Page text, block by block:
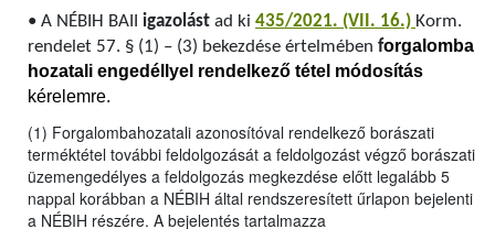
• A NÉBIH BAII igazolást ad ki 435/2021. (VII. 16.) Korm.
rendelet 57. § (1) – (3) bekezdése értelmében forgalomba
hozatali engedéllyel rendelkező tétel módosítás
kérelemre.
(1) Forgalombahozatali azonosítóval rendelkező borászati
terméktétel további feldolgozását a feldolgozást végző borászati
üzemengedélyes a feldolgozás megkezdése előtt legalább 5
nappal korábban a NÉBIH által rendszeresített űrlapon bejelenti
a NÉBIH részére. A bejelentés tartalmazza